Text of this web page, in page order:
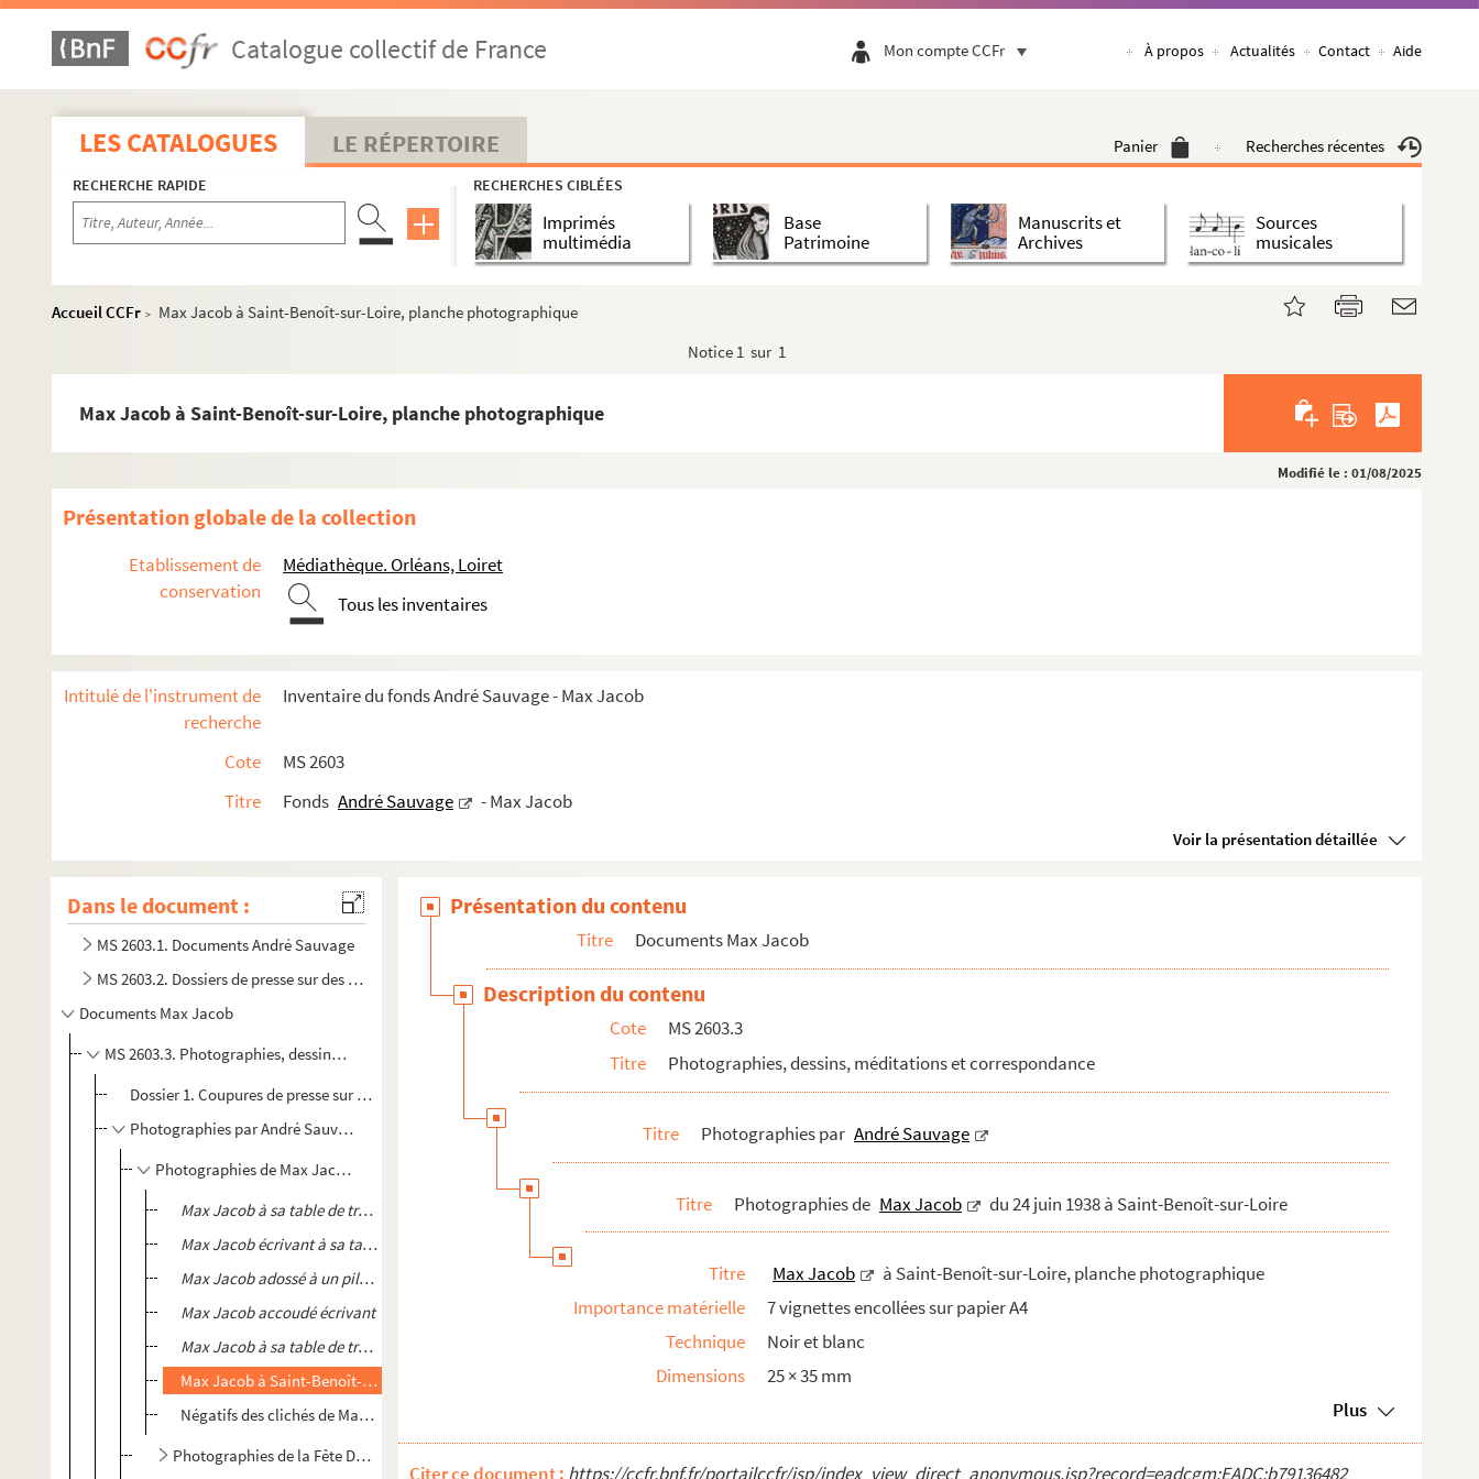
Catalogue collectif de France Mon compte CCFr À propos Actualités Contact Aide
LES CATALOGUES LE RÉPERTOIRE Panier Recherches récentes
RECHERCHE RAPIDE RECHERCHES CIBLÉES
Imprimés
multimédia
Base
Patrimoine
Manuscrits et
Archives
Sources
musicales
Accueil CCFr >
Max Jacob à Saint-Benoît-sur-Loire, planche photographique
Notice 1 sur 1
Max Jacob à Saint-Benoît-sur-Loire, planche photographique
Modifié le : 01/08/2025
Présentation globale de la collection
Etablissement de
conservation
Médiathèque. Orléans, Loiret
Tous les inventaires
Intitulé de l'instrument de
recherche
Inventaire du fonds André Sauvage - Max Jacob
Cote
MS 2603
Titre
Fonds André Sauvage - Max Jacob
Voir la présentation détaillée
Dans le document :
MS 2603.1. Documents André Sauvage
MS 2603.2. Dossiers de presse sur des personnalités littéraires et artistiques
Documents Max Jacob
MS 2603.3. Photographies, dessins, méditations et correspondance
Dossier 1. Coupures de presse sur Max Jacob
Photographies par André Sauvage
Photographies de Max Jacob du 24 juin 1938 à Saint-Benoît-sur-Loire
Max Jacob à sa table de travail profil droit
Max Jacob écrivant à sa table de travail, profil gauche
Max Jacob adossé à un pilier du porche de la basilique de Saint-Benoît-sur-Loire
Max Jacob accoudé écrivant
Max Jacob à sa table de travail regard au lointain
Max Jacob à Saint-Benoît-sur-Loire, planche photographique
Négatifs des clichés de Max Jacob à sa table de travail
Photographies de la Fête Dieu du 26 juin 1938, à Saint-Benoît-sur-Loire
Présentation du contenu
Titre Documents Max Jacob
Description du contenu
Cote
MS 2603.3
Titre
Photographies, dessins, méditations et correspondance
Titre Photographies par André Sauvage
Titre Photographies de Max Jacob du 24 juin 1938 à Saint-Benoît-sur-Loire
Titre Max Jacob
à Saint-Benoît-sur-Loire, planche photographique
Importance matérielle
7 vignettes encollées sur papier A4
Technique
Noir et blanc
Dimensions
25 × 35 mm
Plus
Citer ce document : https://ccfr.bnf.fr/portailccfr/jsp/index_view_direct_anonymous.jsp?record=eadcgm:EADC:b79136482